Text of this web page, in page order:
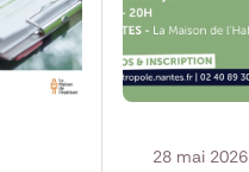
28 mai 2026